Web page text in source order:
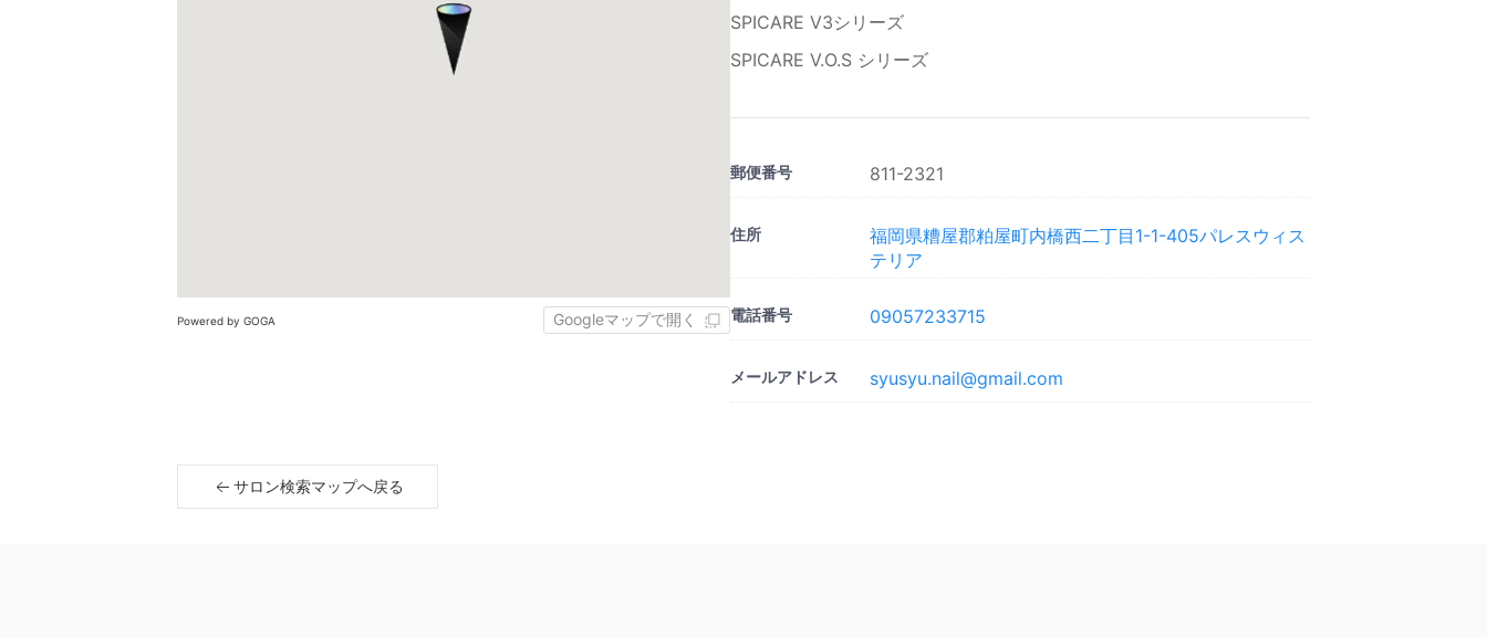
Powered by GOGA Googleマップで開く
SPICARE V3シリーズ
SPICARE V.O.S シリーズ
郵便番号 811-2321
住所
福岡県糟屋郡粕屋町内橋西二丁目1-1-405パレスウィス
テリア
電話番号 09057233715
メールアドレス syusyu.nail@gmail.com
サロン検索マップへ戻る